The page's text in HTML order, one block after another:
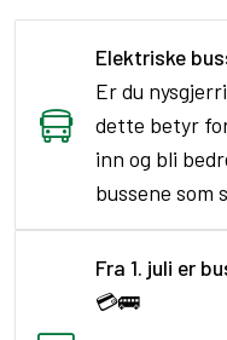
Elektriske
Er du
dette betyr
inn og bli
bussene som
Fra 1. juli er
💳🚌